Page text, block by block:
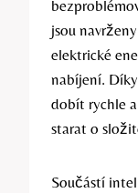
jsou
elektrické
nabíjení.
dobít rychle
starat o
Součástí